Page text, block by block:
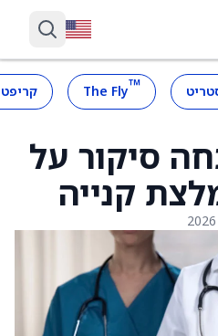
™
The Fly
סיקור על
קנייה